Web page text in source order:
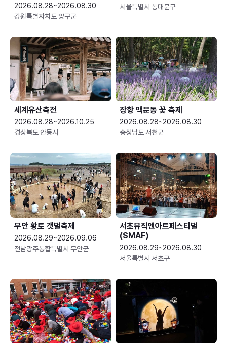
2026.08.28~2026.08.30
강원특별자치도 양구군
서울특별시 동대문구
세계유산축전
2026.08.28~2026.10.25
경상북도 안동시
장항 맥문동 꽃 축제
2026.08.28~2026.08.30
충청남도 서천군
무안 황토 갯벌축제
2026.08.29~2026.09.06
전남광주통합특별시 무안군
서초뮤직앤아트페스티벌
(SMAF)
2026.08.29~2026.08.30
서울특별시 서초구